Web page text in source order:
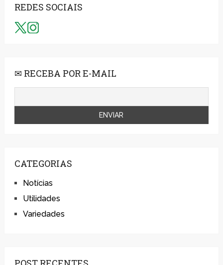
REDES SOCIAIS
✉ RECEBA POR E-MAIL
CATEGORIAS
Notícias
Utilidades
Variedades